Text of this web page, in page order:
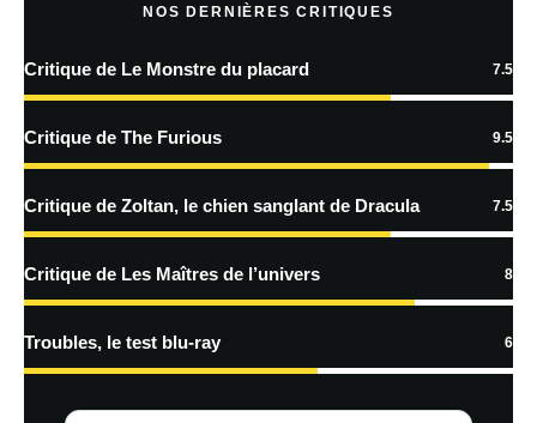
En savoir
traitées
NOS DERNIÈRES CRITIQUES
Critique de Le Monstre du placard 7.5
Critique de The Furious 9.5
Critique de Zoltan, le chien sanglant de Dracula 7.5
Critique de Les Maîtres de l’univers 8
Troubles, le test blu-ray 6